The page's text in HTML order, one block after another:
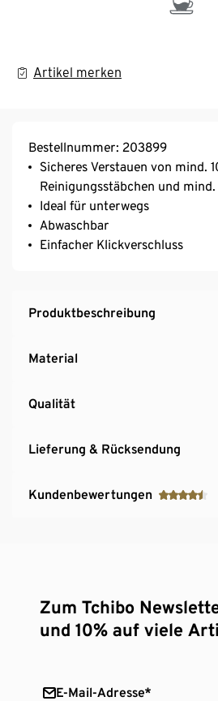
Artikel merken
Bestellnummer: 203899
Sicheres Verstauen von mind.
Reinigungsstäbchen und mind.
Ideal für unterwegs
Abwaschbar
Einfacher Klickverschluss
Produktbeschreibung
Material
Qualität
Lieferung & Rücksendung
Kundenbewertungen
Zum Tchibo
und 10% auf viele
E-Mail-Adresse*